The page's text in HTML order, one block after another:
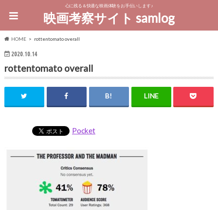
心に残る＆快適な映画体験をお手伝いします♪
映画考察サイト samlog
HOME rottentomato overall
2020.10.14
rottentomato overall
Pocket